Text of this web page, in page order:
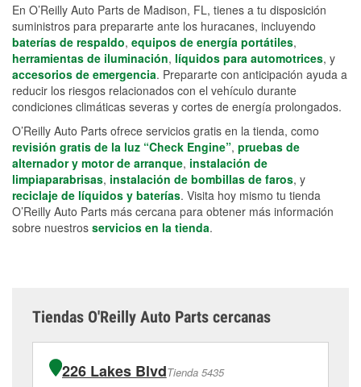
En O’Reilly Auto Parts de Madison, FL, tienes a tu disposición
suministros para prepararte ante los huracanes, incluyendo
baterías de respaldo, equipos de energía portátiles,
herramientas de iluminación, líquidos para automotrices, y
accesorios de emergencia. Prepararte con anticipación ayuda a
reducir los riesgos relacionados con el vehículo durante
condiciones climáticas severas y cortes de energía prolongados.
O’Reilly Auto Parts ofrece servicios gratis en la tienda, como
revisión gratis de la luz “Check Engine”, pruebas de
alternador y motor de arranque, instalación de
limpiaparabrisas, instalación de bombillas de faros, y
reciclaje de líquidos y baterías. Visita hoy mismo tu tienda
O’Reilly Auto Parts más cercana para obtener más información
sobre nuestros servicios en la tienda.
Tiendas O'Reilly Auto Parts cercanas
226 Lakes BlvdTienda 5435